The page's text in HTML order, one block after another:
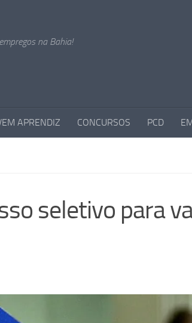
na Bahia!
APRENDIZ CONCURSOS PCD
seletivo para